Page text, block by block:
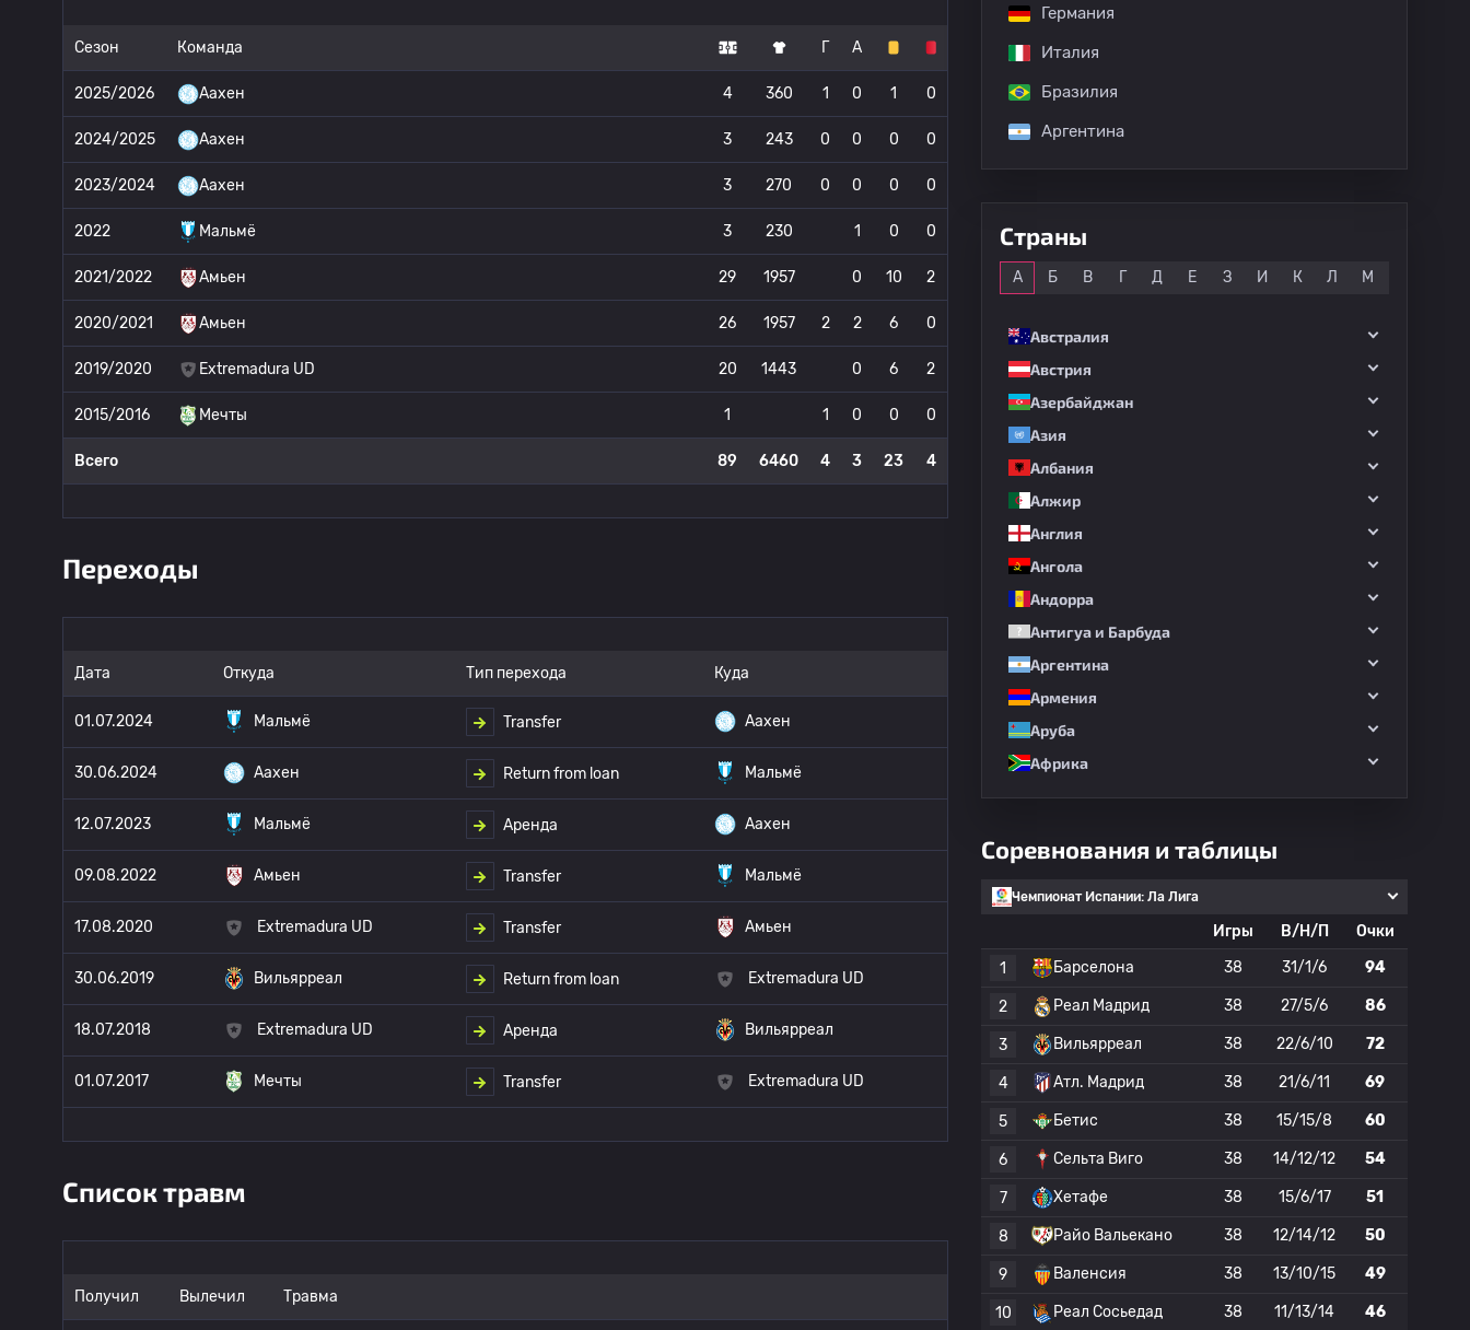
Сезон Команда Г А
2025/2026 Аахен 4 360 1 0 1 0
2024/2025 Аахен 3 243 0 0 0 0
2023/2024 Аахен 3 270 0 0 0 0
2022 Мальмё 3 230 1 0 0
2021/2022 Амьен 29 1957 0 10 2
2020/2021 Амьен 26 1957 2 2 6 0
2019/2020 Extremadura UD 20 1443 0 6 2
2015/2016 Мечты 1 1 0 0 0
Всего 89 6460 4 3 23 4
Переходы
Дата Откуда Тип перехода Куда
01.07.2024 Мальмё Transfer Аахен
30.06.2024 Аахен Return from loan Мальмё
12.07.2023 Мальмё Аренда Аахен
09.08.2022 Амьен Transfer Мальмё
17.08.2020 Extremadura UD Transfer Амьен
30.06.2019 Вильярреал Return from loan Extremadura UD
18.07.2018 Extremadura UD Аренда Вильярреал
01.07.2017 Мечты Transfer Extremadura UD
Список травм
Получил Вылечил Травма
Германия
Италия
Бразилия
Аргентина
Страны
А Б В Г Д Е З И К Л М
Австралия
Австрия
Азербайджан
Азия
Албания
Алжир
Англия
Ангола
Андорра
Антигуа и Барбуда
Аргентина
Армения
Аруба
Африка
Соревнования и таблицы
Чемпионат Испании: Ла Лига
Игры В/Н/П
Очки
1
Барселона 38 31/1/6 94
2 Реал Мадрид 38 27/5/6 86
3 Вильярреал 38 22/6/10 72
4 Атл. Мадрид 38 21/6/11 69
5 Бетис 38 15/15/8 60
6 Сельта Виго 38 14/12/12 54
7 Хетафе 38 15/6/17 51
8 Райо Вальекано 38 12/14/12 50
9 Валенсия 38 13/10/15 49
10 Реал Сосьедад 38 11/13/14 46